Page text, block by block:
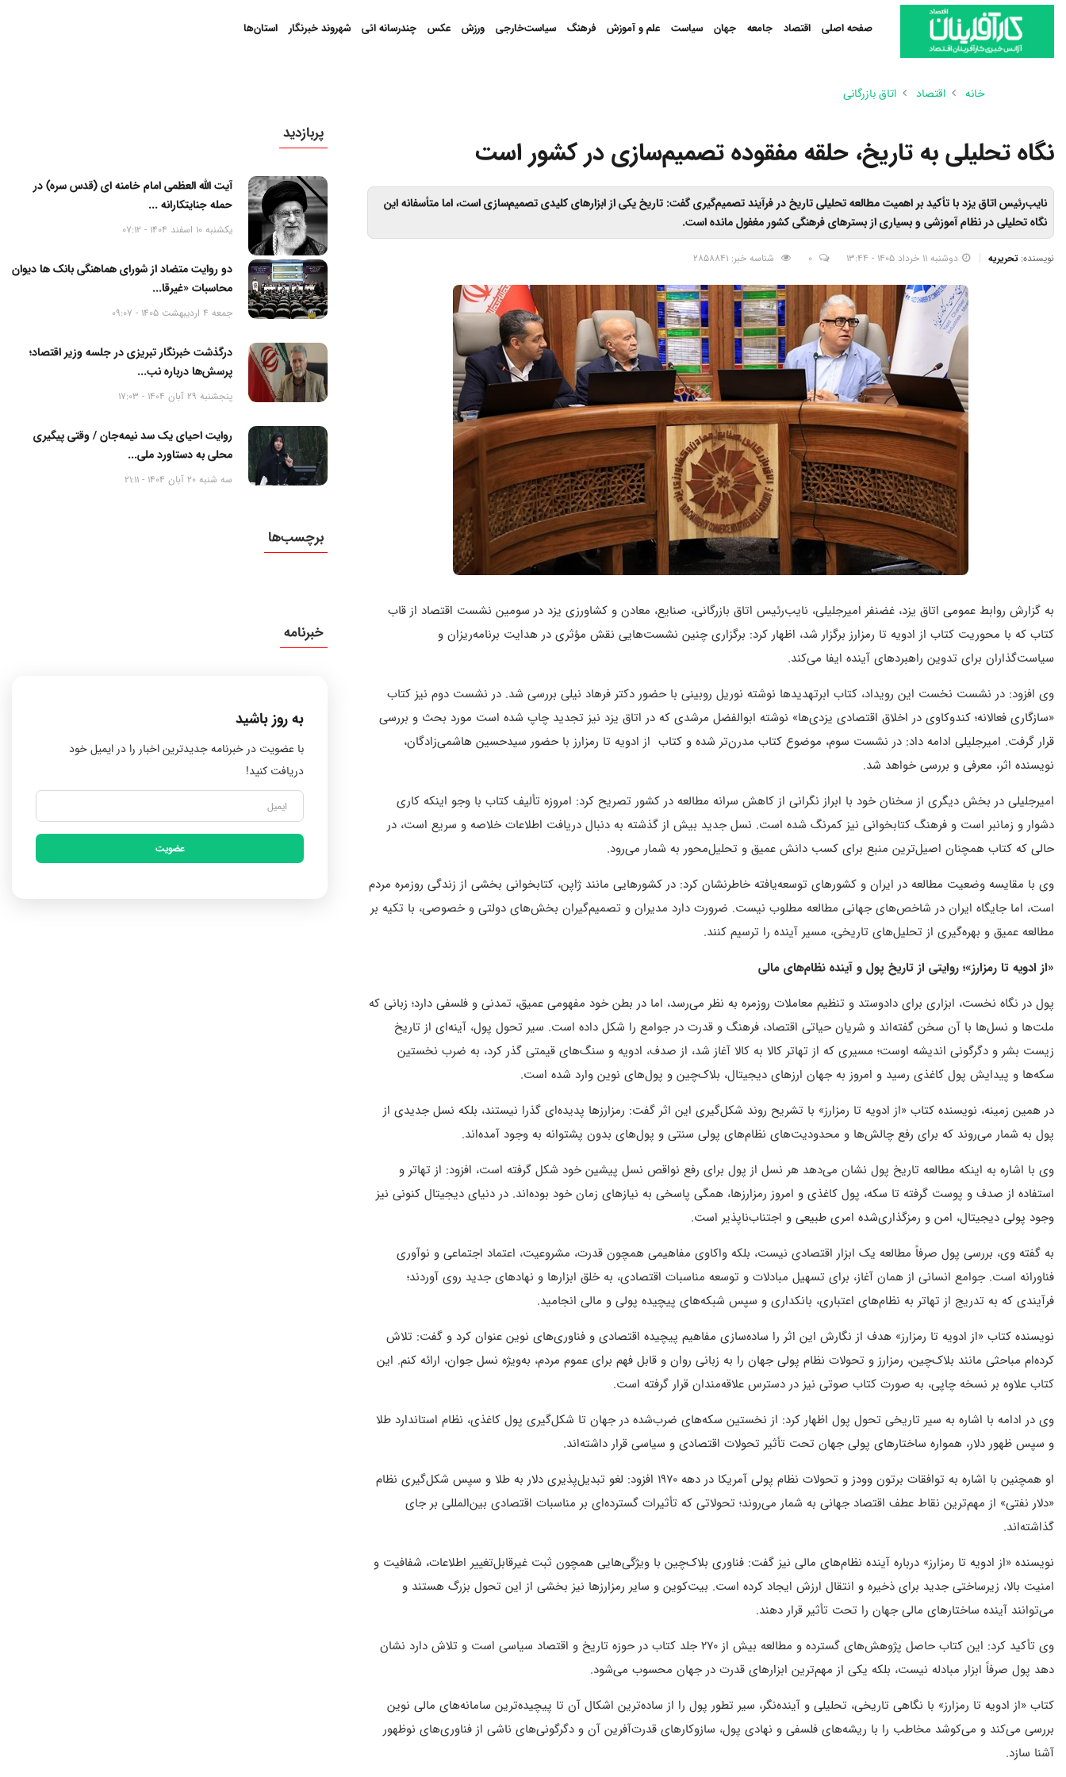
صفحه اصلی اقتصاد جامعه جهان سیاست علم و آموزش فرهنگ سیاست‌خارجی ورزش عکس چندرسانه ائی شهروند خبرنگار استان‌ها
خانه اقتصاد اتاق بازرگانی
نگاه تحلیلی به تاریخ، حلقه مفقوده تصمیم‌سازی در کشور است
نایب‌رئیس اتاق یزد با تأکید بر اهمیت مطالعه تحلیلی تاریخ در فرآیند تصمیم‌گیری گفت: تاریخ یکی از ابزارهای کلیدی تصمیم‌سازی است، اما متأسفانه این
نگاه تحلیلی در نظام آموزشی و بسیاری از بسترهای فرهنگی کشور مغفول مانده است.
نویسنده: تحریریه دوشنبه 11 خرداد 1405 - 13:44 0 شناسه خبر: 2858841
به گزارش روابط عمومی اتاق یزد، غضنفر امیرجلیلی، نایب‌رئیس اتاق بازرگانی، صنایع، معادن و کشاورزی یزد در سومین نشست اقتصاد از قاب
کتاب که با محوریت کتاب از ادویه تا رمزارز برگزار شد، اظهار کرد: برگزاری چنین نشست‌هایی نقش مؤثری در هدایت برنامه‌ریزان و
سیاست‌گذاران برای تدوین راهبردهای آینده ایفا می‌کند.
وی افزود: در نشست نخست این رویداد، کتاب ابرتهدیدها نوشته نوریل روبینی با حضور دکتر فرهاد نیلی بررسی شد. در نشست دوم نیز کتاب
«سازگاری فعالانه؛ کندوکاوی در اخلاق اقتصادی یزدی‌ها» نوشته ابوالفضل مرشدی که در اتاق یزد نیز تجدید چاپ شده است مورد بحث و بررسی
قرار گرفت. امیرجلیلی ادامه داد: در نشست سوم، موضوع کتاب مدرن‌تر شده و کتاب از ادویه تا رمزارز با حضور سیدحسین هاشمی‌زادگان،
نویسنده اثر، معرفی و بررسی خواهد شد.
امیرجلیلی در بخش دیگری از سخنان خود با ابراز نگرانی از کاهش سرانه مطالعه در کشور تصریح کرد: امروزه تألیف کتاب با وجو اینکه کاری
دشوار و زمانبر است و فرهنگ کتابخوانی نیز کمرنگ شده است. نسل جدید بیش از گذشته به دنبال دریافت اطلاعات خلاصه‌ و سریع است، در
حالی که کتاب همچنان اصیل‌ترین منبع برای کسب دانش عمیق و تحلیل‌محور به شمار می‌رود.
وی با مقایسه وضعیت مطالعه در ایران و کشورهای توسعه‌یافته خاطرنشان کرد: در کشورهایی مانند ژاپن، کتابخوانی بخشی از زندگی روزمره مردم
است، اما جایگاه ایران در شاخص‌های جهانی مطالعه مطلوب نیست. ضرورت دارد مدیران و تصمیم‌گیران بخش‌های دولتی و خصوصی، با تکیه بر
مطالعه عمیق و بهره‌گیری از تحلیل‌های تاریخی، مسیر آینده را ترسیم کنند.
«از ادویه تا رمزارز»؛ روایتی از تاریخ پول و آینده نظام‌های مالی
پول در نگاه نخست، ابزاری برای دادوستد و تنظیم معاملات روزمره به نظر می‌رسد، اما در بطن خود مفهومی عمیق، تمدنی و فلسفی دارد؛ زبانی که
ملت‌ها و نسل‌ها با آن سخن گفته‌اند و شریان حیاتی اقتصاد، فرهنگ و قدرت در جوامع را شکل داده است. سیر تحول پول، آینه‌ای از تاریخ
زیست بشر و دگرگونی اندیشه اوست؛ مسیری که از تهاتر کالا به کالا آغاز شد، از صدف، ادویه و سنگ‌های قیمتی گذر کرد، به ضرب نخستین
سکه‌ها و پیدایش پول کاغذی رسید و امروز به جهان ارزهای دیجیتال، بلاک‌چین و پول‌های نوین وارد شده است.
در همین زمینه، نویسنده کتاب «از ادویه تا رمزارز» با تشریح روند شکل‌گیری این اثر گفت: رمزارزها پدیده‌ای گذرا نیستند، بلکه نسل جدیدی از
پول به شمار می‌روند که برای رفع چالش‌ها و محدودیت‌های نظام‌های پولی سنتی و پول‌های بدون پشتوانه به وجود آمده‌اند.
وی با اشاره به اینکه مطالعه تاریخ پول نشان می‌دهد هر نسل از پول برای رفع نواقص نسل پیشین خود شکل گرفته است، افزود: از تهاتر و
استفاده از صدف و پوست گرفته تا سکه، پول کاغذی و امروز رمزارزها، همگی پاسخی به نیازهای زمان خود بوده‌اند. در دنیای دیجیتال کنونی نیز
وجود پولی دیجیتال، امن و رمزگذاری‌شده امری طبیعی و اجتناب‌ناپذیر است.
به گفته وی، بررسی پول صرفاً مطالعه یک ابزار اقتصادی نیست، بلکه واکاوی مفاهیمی همچون قدرت، مشروعیت، اعتماد اجتماعی و نوآوری
فناورانه است. جوامع انسانی از همان آغاز، برای تسهیل مبادلات و توسعه مناسبات اقتصادی، به خلق ابزارها و نهادهای جدید روی آوردند؛
فرآیندی که به تدریج از تهاتر به نظام‌های اعتباری، بانکداری و سپس شبکه‌های پیچیده پولی و مالی انجامید.
نویسنده کتاب «از ادویه تا رمزارز» هدف از نگارش این اثر را ساده‌سازی مفاهیم پیچیده اقتصادی و فناوری‌های نوین عنوان کرد و گفت: تلاش
کرده‌ام مباحثی مانند بلاک‌چین، رمزارز و تحولات نظام پولی جهان را به زبانی روان و قابل فهم برای عموم مردم، به‌ویژه نسل جوان، ارائه کنم. این
کتاب علاوه بر نسخه چاپی، به صورت کتاب صوتی نیز در دسترس علاقه‌مندان قرار گرفته است.
وی در ادامه با اشاره به سیر تاریخی تحول پول اظهار کرد: از نخستین سکه‌های ضرب‌شده در جهان تا شکل‌گیری پول کاغذی، نظام استاندارد طلا
و سپس ظهور دلار، همواره ساختارهای پولی جهان تحت تأثیر تحولات اقتصادی و سیاسی قرار داشته‌اند.
او همچنین با اشاره به توافقات برتون وودز و تحولات نظام پولی آمریکا در دهه ۱۹۷۰ افزود: لغو تبدیل‌پذیری دلار به طلا و سپس شکل‌گیری نظام
«دلار نفتی» از مهم‌ترین نقاط عطف اقتصاد جهانی به شمار می‌روند؛ تحولاتی که تأثیرات گسترده‌ای بر مناسبات اقتصادی بین‌المللی بر جای
گذاشته‌اند.
نویسنده «از ادویه تا رمزارز» درباره آینده نظام‌های مالی نیز گفت: فناوری بلاک‌چین با ویژگی‌هایی همچون ثبت غیرقابل‌تغییر اطلاعات، شفافیت و
امنیت بالا، زیرساختی جدید برای ذخیره و انتقال ارزش ایجاد کرده است. بیت‌کوین و سایر رمزارزها نیز بخشی از این تحول بزرگ هستند و
می‌توانند آینده ساختارهای مالی جهان را تحت تأثیر قرار دهند.
وی تأکید کرد: این کتاب حاصل پژوهش‌های گسترده و مطالعه بیش از ۲۷۰ جلد کتاب در حوزه تاریخ و اقتصاد سیاسی است و تلاش دارد نشان
دهد پول صرفاً ابزار مبادله نیست، بلکه یکی از مهم‌ترین ابزارهای قدرت در جهان محسوب می‌شود.
کتاب «از ادویه تا رمزارز» با نگاهی تاریخی، تحلیلی و آینده‌نگر، سیر تطور پول را از ساده‌ترین اشکال آن تا پیچیده‌ترین سامانه‌های مالی نوین
بررسی می‌کند و می‌کوشد مخاطب را با ریشه‌های فلسفی و نهادی پول، سازوکارهای قدرت‌آفرین آن و دگرگونی‌های ناشی از فناوری‌های نوظهور
آشنا سازد.
پربازدید
آیت الله العظمی امام خامنه ای (قدس سره) در
حمله جنایتکارانه ...
یکشنبه 10 اسفند 1404 - 07:12
دو روایت متضاد از شورای هماهنگی بانک ها دیوان
محاسبات «غیرقا...
جمعه 4 اردیبهشت 1405 - 09:07
درگذشت خبرنگار تبریزی در جلسه وزیر اقتصاد؛
پرسش‌ها درباره نب...
پنجشنبه 29 آبان 1404 - 17:03
روایت احیای یک سد نیمه‌جان / وقتی پیگیری
محلی به دستاورد ملی...
سه شنبه 20 آبان 1404 - 21:11
برچسب‌ها
خبرنامه
به روز باشید
با عضویت در خبرنامه جدیدترین اخبار را در ایمیل خود
دریافت کنید!
عضویت